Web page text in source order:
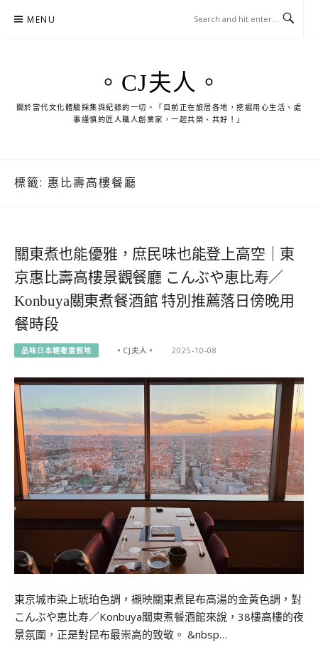
MENU
。CJ夫人。
關於當代文化體驗採集與紀錄的一切。「目前正在旅居各地，挖掘用心生活、處
事謹慎的匠人職人創業家，一起共榮、共好！」
標籤: 惠比壽高樓餐廳
關東煮也能優雅，庶民味也能登上高空｜東
京惠比壽高樓景觀餐廳 こんぶや恵比寿／
Konbuya關東煮餐酒館 特別推薦落日傍晚用
餐時段
品味日本輕奢度假地 。CJ夫人。 2025-10-08
東京城市染上琥珀色調，襯映關東煮昆布高湯的金黃色調，對
こんぶや恵比寿／Konbuya關東煮餐酒館來說，38樓高樓的夜
景氛圍，正是對昆布最崇高的致敬。 &nbsp…